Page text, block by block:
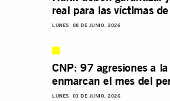
real para las víctimas
LUNES, 08 DE JUNIO, 2026
CNP: 97 agresiones a
enmarcan el mes del
LUNES, 01 DE JUNIO, 2026